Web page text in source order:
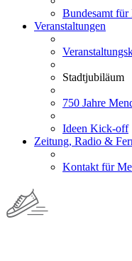
Bundesamt
Veranstaltungen
Stadtjubiläum
750 Jahre
Ideen Kick-off
Zeitung, Radio &
Kontakt für